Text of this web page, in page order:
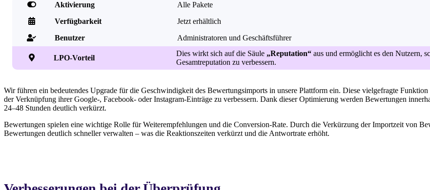
 Aktivierung Alle Pakete
 Verfügbarkeit Jetzt erhältlich
 Benutzer Administratoren und Geschäftsführer
 LPO-Vorteil
Dies wirkt sich auf die Säule „Reputation“ aus und ermöglicht es den Nutzern,
Gesamtreputation zu verbessern.
Wir führen ein bedeutendes Upgrade für die Geschwindigkeit des Bewertungsimports in unsere Plattform ein. Diese vielgefragte
der Verknüpfung ihrer Google-, Facebook- oder Instagram-Einträge zu verbessern. Dank dieser Optimierung werden Bewertungen
24–48 Stunden deutlich verkürzt.
Bewertungen spielen eine wichtige Rolle für Weiterempfehlungen und die Conversion-Rate. Durch die Verkürzung der Importzeit von
Bewertungen deutlich schneller verwalten – was die Reaktionszeiten verkürzt und die Antwortrate erhöht.